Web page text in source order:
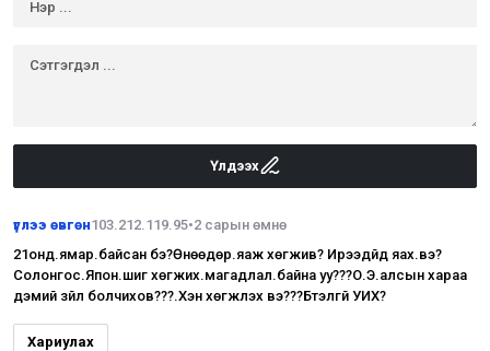
Үлдээх
үглээ өвгөн103.212.119.95•2 сарын өмнө
21онд.ямар.байсан бэ?Өнөөдөр.яаж хөгжив? Ирээдүйд яах.вэ?
Солонгос.Япон.шиг хөгжих.магадлал.байна уу???О.Э.алсын хараа
дэмий зүйл болчихов???.Хэн хөгжүүлэх вэ???Бүтэлгүй УИХ?
Хариулах